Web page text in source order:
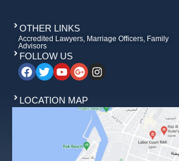
OTHER LINKS
Accredited Lawyers, Marriage Officers, Family
Advisors
FOLLOW US
LOCATION MAP